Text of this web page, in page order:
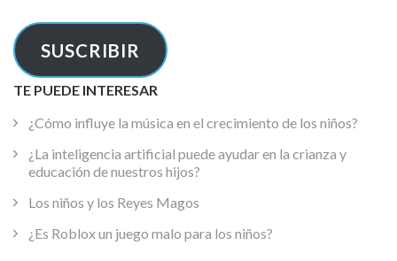
electrónico
SUSCRIBIR
TE PUEDE INTERESAR
¿Cómo influye la música en el crecimiento de los niños?
¿La inteligencia artificial puede ayudar en la crianza y
educación de nuestros hijos?
Los niños y los Reyes Magos
¿Es Roblox un juego malo para los niños?